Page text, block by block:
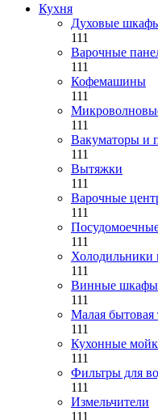
Кухня
Духовые
111
Варочные
111
Кофемашины
111
111
Вакуматоры и
111
Вытяжки
111
Варочные
111
111
Холодильники
111
Винные
111
Малая бытовая
111
Кухонные
111
Фильтры для
111
Измельчители
111